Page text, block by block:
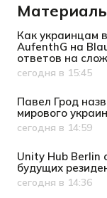
Как украинцам
AufenthG на
ответов на
Дата публикации
сегодня в 15:45
Павел Грод
мирового
Дата публикации
сегодня в 14:59
Unity Hub Berlin
будущих
Дата публикации
сегодня в 14:36